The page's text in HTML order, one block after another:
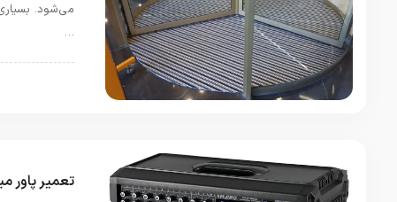
می‌شود.
…
تعمیر پاور